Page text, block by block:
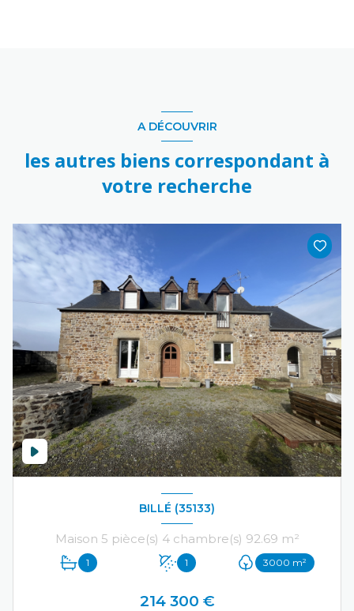
A DÉCOUVRIR
les autres biens correspondant à
votre recherche
BILLÉ (35133)
Maison 5 pièce(s) 4 chambre(s) 92.69 m²
1 1 3000 m²
214 300 €